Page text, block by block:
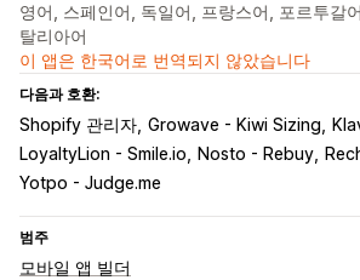
영어, 스페인어, 독일어, 프랑스어, 포르투갈
탈리아어
이 앱은 한국어로 번역되지 않았습니다
다음과 호환:
Shopify 관리자 Growave - Kiwi Sizing
LoyaltyLion - Smile.io
Nosto - Rebuy
Yotpo - Judge.me
범주
모바일 앱 빌더